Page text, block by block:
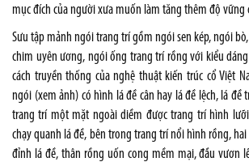
mục đích của người xưa muốn làm tăng thêm độ vững
Sưu tập mảnh ngói trang trí gồm ngói sen kép, ngói
chim uyên ương, ngói ống trang trí rồng với kiểu
cách truyền thống của nghệ thuật kiến trúc cổ Việt
ngói (xem ảnh) có hình lá đề cân hay lá đề lệch, lá đề
trang trí một mặt ngoài diềm được trang trí hình
chạy quanh lá đề, bên trong trang trí nổi hình rồng,
đỉnh lá đề, thân rồng uốn cong mềm mại, đầu vươn